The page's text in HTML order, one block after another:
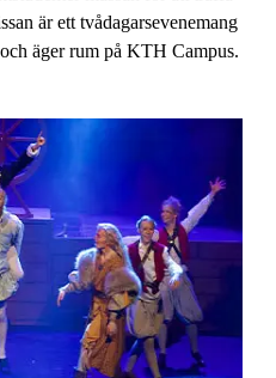
är ett tvådagarsevenemang
äger rum på KTH Campus.